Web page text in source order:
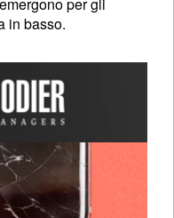
in basso.